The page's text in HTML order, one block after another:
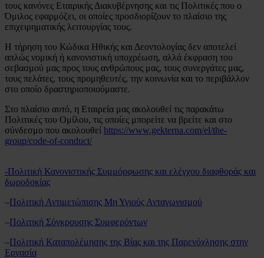
τους κανόνες Εταιρικής Διακυβέρνησης και τις Πολιτικές που ο
Όμιλος εφαρμόζει, οι οποίες προσδιορίζουν το πλαίσιο της
επιχειρηματικής λειτουργίας τους.
Η τήρηση του Κώδικα Ηθικής και Δεοντολογίας δεν αποτελεί
απλώς νομική ή κανονιστική υποχρέωση, αλλά έκφραση του
σεβασμού μας προς τους ανθρώπους μας, τους συνεργάτες μας,
τους πελάτες, τους προμηθευτές, την κοινωνία και το περιβάλλον
στο οποίο δραστηριοποιούμαστε.
Στο πλαίσιο αυτό, η Εταιρεία μας ακολουθεί τις παρακάτω
Πολιτικές του Ομίλου, τις οποίες μπορείτε να βρείτε και στο
σύνδεσμο που ακολουθεί https://www.gekterna.com/el/the-
group/code-of-conduct/
-Πολιτική Κανονιστικής Συμμόρφωσης και ελέγχου διαφθοράς και
δωροδοκίας
–Πολιτική Αντιμετώπισης Μη Υγιούς Ανταγωνισμού
–Πολιτική Σύγκρουσης Συμφερόντων
–Πολιτική Καταπολέμησης της Βίας και της Παρενόχλησης στην
Εργασία